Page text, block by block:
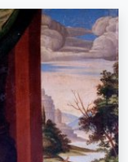
mit viel Rot, Dunkles
Stehender Akt neben einem
Baum.